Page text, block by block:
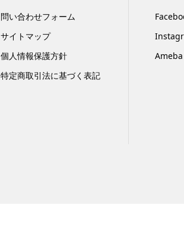
問い合わせフォーム
サイトマップ
個人情報保護方針
特定商取引法に基づく表記
Ameba